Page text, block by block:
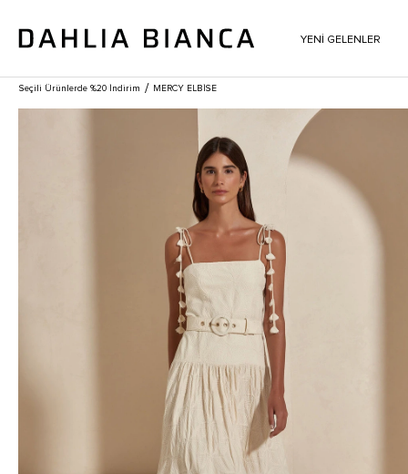
YENİ GELENLER
Seçili Ürünlerde %20 İndirim / MERCY ELBISE